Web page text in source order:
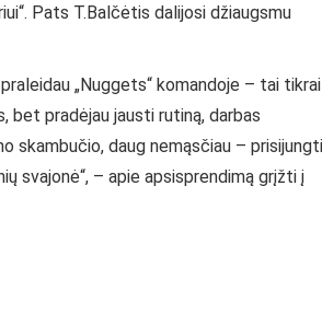
Pats T.Balčėtis dalijosi džiaugsmu
„Nuggets“ komandoje – tai tikrai
bet pradėjau jausti rutiną, darbas
skambučio, daug nemąsčiau – prisijungti
svajonė“, – apie apsisprendimą grįžti į